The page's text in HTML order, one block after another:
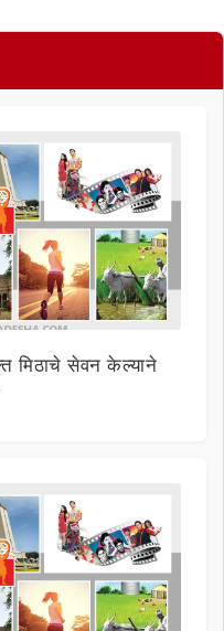
मिठाचे सेवन केल्याने